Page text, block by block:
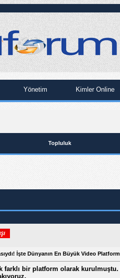
Yönetim Kimler Online
Topluluk
İşte Dünyanın En Büyük Video
farklı bir platform olarak